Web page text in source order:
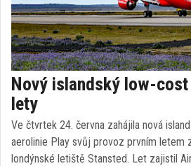
Nový islandský low-
lety
Ve čtvrtek 24. června zahájila nová
aerolinie Play svůj provoz prvním letem
londýnské letiště Stansted. Let zajistil